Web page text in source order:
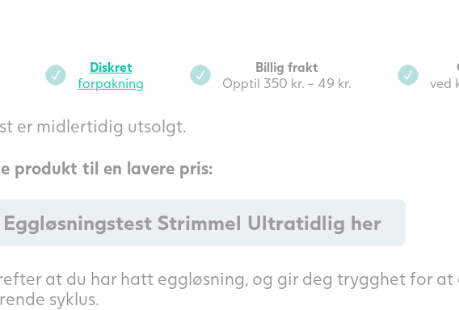
Diskret
forpakning
Billig frakt
Opptil 350 kr. – 49 kr.
ved
er midlertidig utsolgt.
produkt til en lavere pris:
Strimmel Ultratidlig her
at du har hatt eggløsning, og gir deg trygghet for at
syklus.